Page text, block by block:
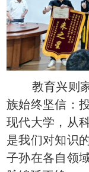
教育兴则
族始终坚信：
现代大学，从
是我们对知识
子孙在各自领